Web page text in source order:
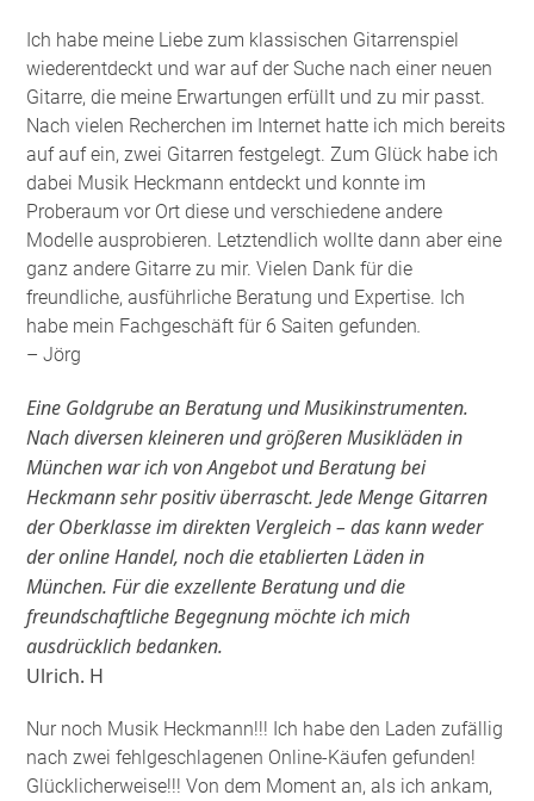
Ich habe meine Liebe zum klassischen Gitarrenspiel
wiederentdeckt und war auf der Suche nach einer neuen
Gitarre, die meine Erwartungen erfüllt und zu mir passt.
Nach vielen Recherchen im Internet hatte ich mich bereits
auf auf ein, zwei Gitarren festgelegt. Zum Glück habe ich
dabei Musik Heckmann entdeckt und konnte im
Proberaum vor Ort diese und verschiedene andere
Modelle ausprobieren. Letztendlich wollte dann aber eine
ganz andere Gitarre zu mir. Vielen Dank für die
freundliche, ausführliche Beratung und Expertise. Ich
habe mein Fachgeschäft für 6 Saiten gefunden
– Jörg
Eine Goldgrube an Beratung und Musikinstrumenten.
Nach diversen kleineren und größeren Musikläden in
München war ich von Angebot und Beratung bei
Heckmann sehr positiv überrascht. Jede Menge Gitarren
der Oberklasse im direkten Vergleich – das kann weder
der online Handel, noch die etablierten Läden in
München. Für die exzellente Beratung und die
freundschaftliche Begegnung möchte ich mich
ausdrücklich bedanken.
Ulrich. H
Nur noch Musik Heckmann!!! Ich habe den Laden zufällig
nach zwei fehlgeschlagenen Online-Käufen gefunden!
Glücklicherweise!!! Von dem Moment an, als ich ankam,